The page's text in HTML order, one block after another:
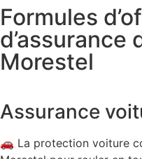
Formules
d’assurance
Morestel
Assurance
🚗 La protection voiture